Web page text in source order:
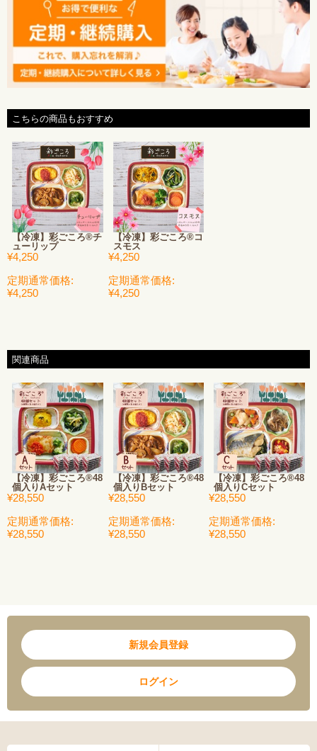
こちらの商品もおすすめ
【冷凍】彩ごころ®チ
ューリップ
¥4,250
定期通常価格:
¥4,250
【冷凍】彩ごころ®コ
スモス
¥4,250
定期通常価格:
¥4,250
関連商品
【冷凍】彩ごころ®48
個入りAセット
¥28,550
定期通常価格:
¥28,550
【冷凍】彩ごころ®48
個入りBセット
¥28,550
定期通常価格:
¥28,550
【冷凍】彩ごころ®48
個入りCセット
¥28,550
定期通常価格:
¥28,550
新規会員登録
ログイン